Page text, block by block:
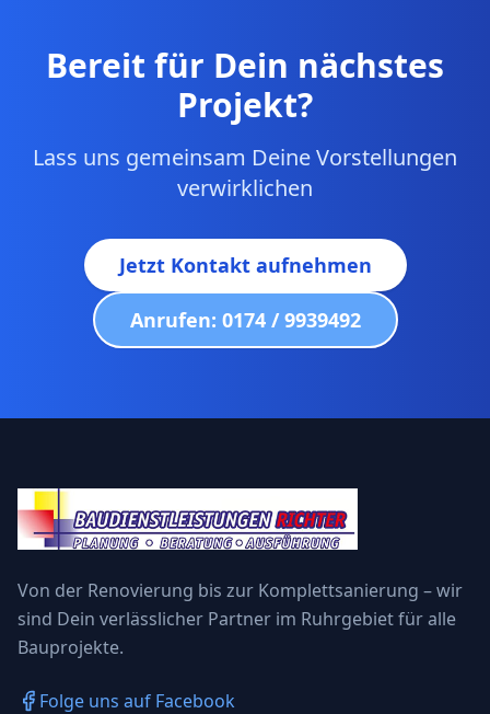
Bereit für Dein nächstes
Projekt?
Lass uns gemeinsam Deine Vorstellungen
verwirklichen
Jetzt Kontakt aufnehmen
Anrufen: 0174 / 9939492
Von der Renovierung bis zur Komplettsanierung – wir
sind Dein verlässlicher Partner im Ruhrgebiet für alle
Bauprojekte.
Folge uns auf Facebook